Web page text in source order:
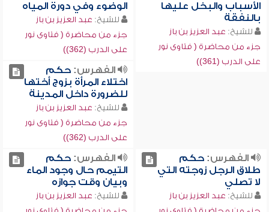
الأسباب والبخل عليها
بالنفقة
للشيخ: عبد العزيز بن باز
جزء من محاضرة ( فتاوى نور
على الدرب (361))
الوضوء وفي دورة المياه
للشيخ: عبد العزيز بن باز
جزء من محاضرة ( فتاوى نور
على الدرب (362))
الفهرس:حكم
اختلاء المرأة بزوج أختها
للضرورة داخل المدينة
للشيخ: عبد العزيز بن باز
جزء من محاضرة ( فتاوى نور
على الدرب (362))
الفهرس:حكم
طلاق الرجل زوجته التي
لا تصلي
للشيخ: عبد العزيز بن باز
الفهرس:حكم
التيمم حال وجود الماء
وبيان وقت جوازه
للشيخ: عبد العزيز بن باز